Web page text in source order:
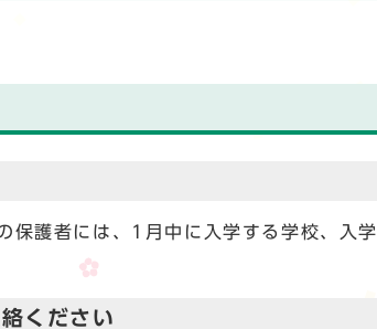
保護者には、1月中に入学する学校、入学
ください